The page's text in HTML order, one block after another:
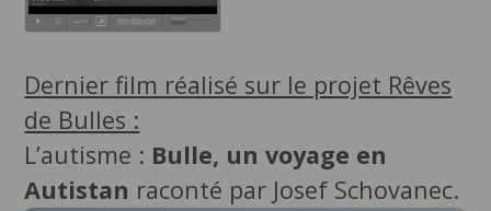
Dernier film réalisé sur le projet Rêves
de Bulles :
L’autisme : Bulle, un voyage en
Autistan raconté par Josef Schovanec.